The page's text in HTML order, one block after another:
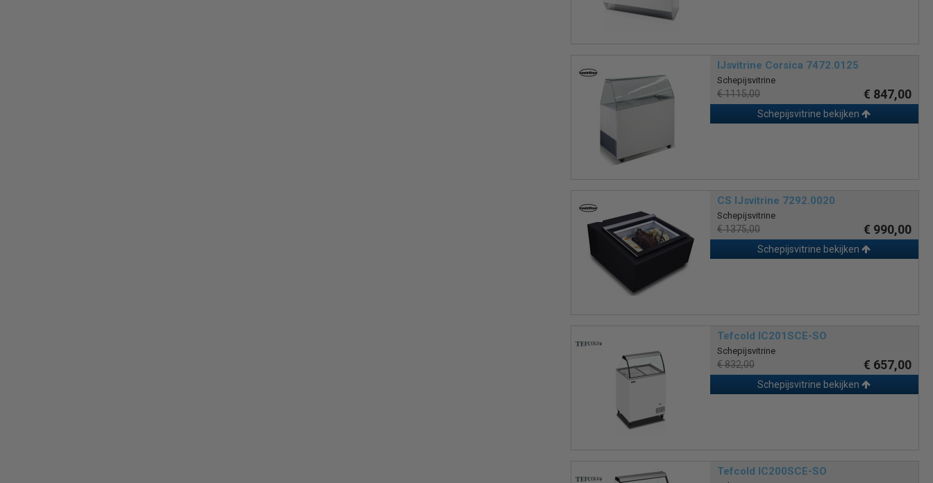
IJsvitrine Corsica 7472.0125
Schepijsvitrine
€ 1115,00 € 847,00
Schepijsvitrine bekijken
CS IJsvitrine 7292.0020
Schepijsvitrine
€ 1375,00 € 990,00
Schepijsvitrine bekijken
Tefcold IC201SCE-SO
Schepijsvitrine
€ 832,00 € 657,00
Schepijsvitrine bekijken
Tefcold IC200SCE-SO